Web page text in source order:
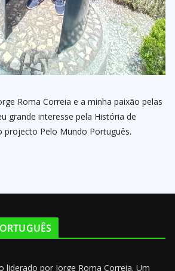
Roma Correia e a minha paixão pelas
grande interesse pela História de
projecto Pelo Mundo Português.
liderado por Jorge Roma Correia. Um